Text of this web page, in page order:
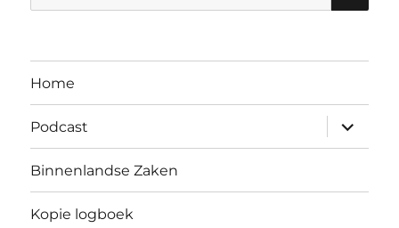
naar:
Home
Podcast
Binnenlandse Zaken
Kopie logboek